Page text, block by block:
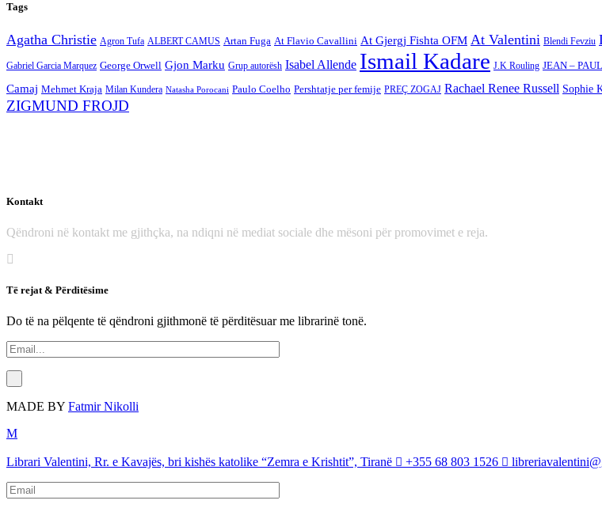
Tags
Agatha Christie Agron Tufa ALBERT CAMUS Artan Fuga At Flavio Cavallini At Gjergj Fishta OFM At Valentini Blendi Fevziu
Gabriel Garcia Marquez George Orwell Gjon Marku Grup autorësh Isabel Allende Ismail Kadare J.K Rouling JEAN –
Camaj Mehmet Kraja Milan Kundera Natasha Porocani Paulo Coelho Pershtatje per femije PREÇ ZOGAJ Rachael Renee Russell Sophie
ZIGMUND FROJD
Kontakt
Qëndroni në kontakt me gjithçka, na ndiqni në mediat sociale dhe mësoni për promovimet e reja.
Të rejat & Përditësime
Do të na pëlqente të qëndroni gjithmonë të përditësuar me librarinë tonë.
MADE BY Fatmir Nikolli
Librari Valentini, Rr. e Kavajës, bri kishës katolike “Zemra e Krishtit”, Tiranë +355 68 803 1526